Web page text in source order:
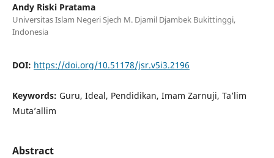
Andy Riski Pratama
Universitas Islam Negeri Sjech M. Djamil Djambek Bukittinggi,
Indonesia
DOI: https://doi.org/10.51178/jsr.v5i3.2196
Keywords: Guru, Ideal, Pendidikan, Imam Zarnuji, Ta’lim
Muta’allim
Abstract